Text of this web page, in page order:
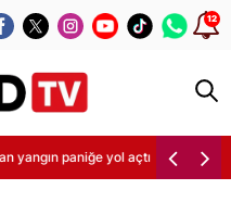
12
yangın paniğe yol açtı